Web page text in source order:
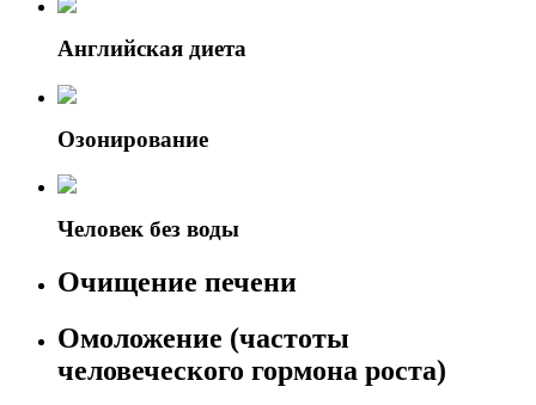
Английская диета
Озонирование
Человек без воды
Очищение печени
Омоложение (частоты
человеческого гормона роста)